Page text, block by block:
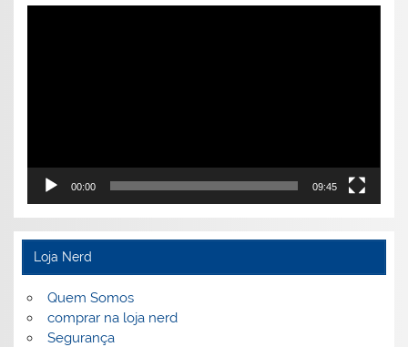
Tocador
00:00 09:45
Loja Nerd
Quem Somos
comprar na loja nerd
Segurança